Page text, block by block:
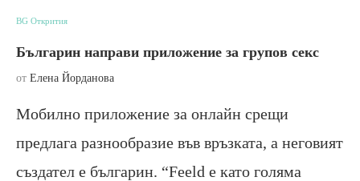
BG Открития
Българин направи приложение за групов секс
от Елена Йорданова
Мобилно приложение за онлайн срещи
предлага разнообразие във връзката, а неговият
създател е българин. “Feeld е като голяма